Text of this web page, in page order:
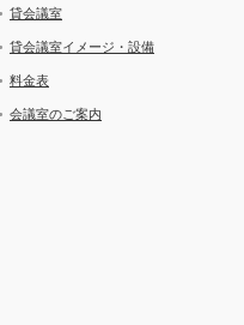
貸会議室
貸会議室イメージ・設備
料金表
会議室のご案内